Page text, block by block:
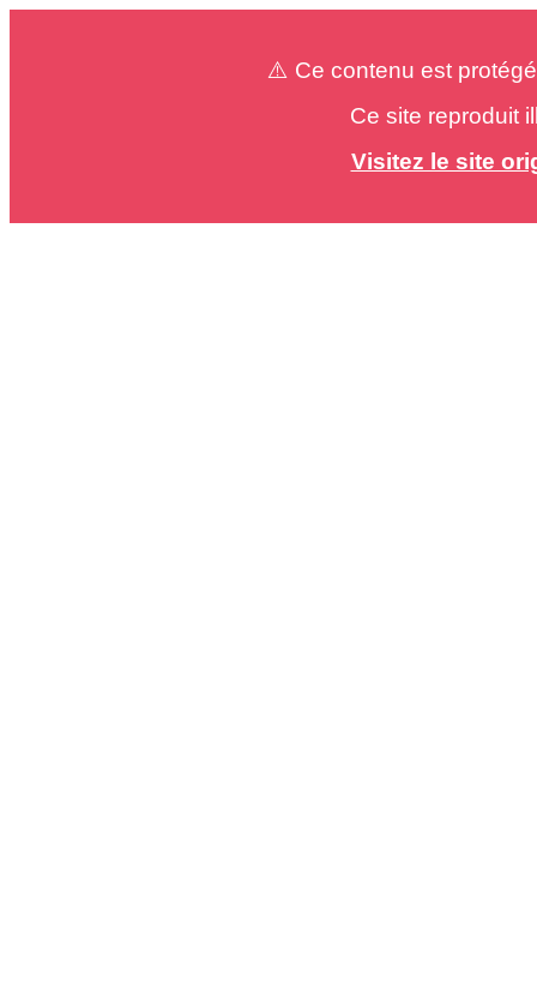
⚠️ Ce contenu est
Ce site reproduit
Visitez le site